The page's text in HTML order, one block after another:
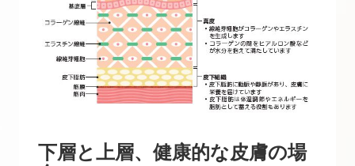
下層と上層、健康的な皮膚の場